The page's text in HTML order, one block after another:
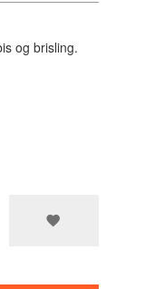
og brisling.